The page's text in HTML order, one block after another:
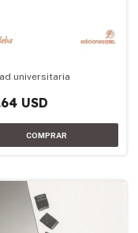
universitaria
USD